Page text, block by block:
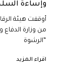
وإساءة
“الرشوة
اقراء المزيد